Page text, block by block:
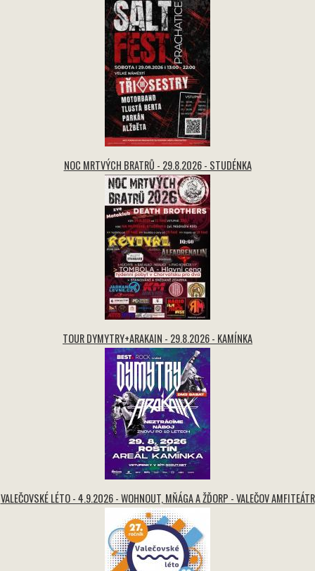
NOC MRTVÝCH BRATRŮ - 29.8.2026 - STUDÉNKA
TOUR DYMYTRY+ARAKAIN - 29.8.2026 - KAMÍNKA
VALEČOVSKÉ LÉTO - 4.9.2026 - WOHNOUT, MŇÁGA A ŽĎORP - VALEČOV AMFITEÁTR